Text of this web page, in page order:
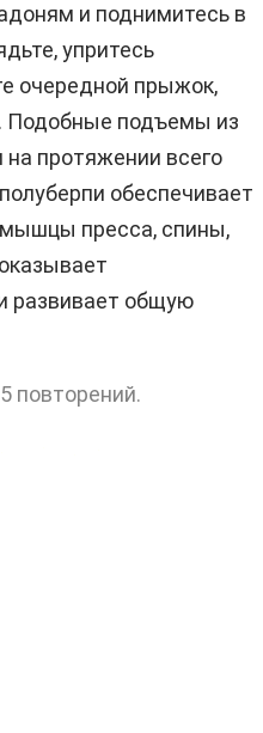
и поднимитесь в
упритесь
очередной прыжок,
Подобные подъемы из
на протяжении всего
обеспечивает
мышцы пресса, спины,
развивает общую
повторений.